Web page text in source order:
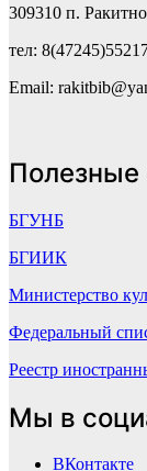
309310 п.
тел:
Email:
Полезные
БГУНБ
БГИИК
Министерство
Федеральный
Реестр
Мы в
ВКонтакте